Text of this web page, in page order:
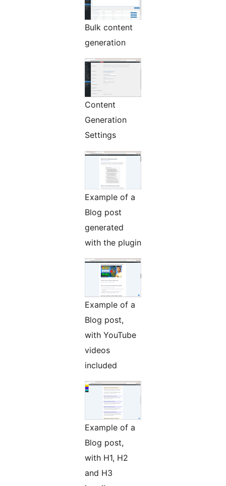
Bulk content
generation
Content
Generation
Settings
Example of a
Blog post
generated
with the plugin
Example of a
Blog post,
with YouTube
videos
included
Example of a
Blog post,
with H1, H2
and H3